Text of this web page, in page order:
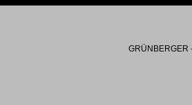
GRÜNBERGER